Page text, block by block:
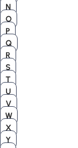
N
O
P
Q
R
S
T
U
V
W
X
Y